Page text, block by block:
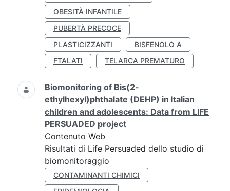
OBESITÀ INFANTILE
PUBERTÀ PRECOCE
PLASTICIZZANTI
BISFENOLO A
FTALATI
TELARCA PREMATURO
Biomonitoring of Bis(2-
ethylhexyl)phthalate (DEHP) in Italian
children and adolescents: Data from LIFE
PERSUADED project
Contenuto Web
Risultati di Life Persuaded dello studio di
biomonitoraggio
CONTAMINANTI CHIMICI